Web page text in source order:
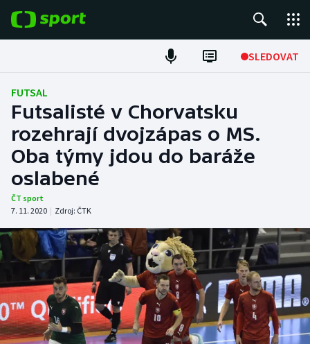
SLEDOVAT
Fotbal
Hokej
Tenis
Atletika
DALŠÍ SPORTY
Americký fotbal
Baseball a softbal
NEPŘEHLÉDNĚTE
Soutěže
FUTSAL
Futsalisté v Chorvatsku
rozehrají dvojzápas o MS.
Oba týmy jdou do baráže
oslabené
ČT sport
7. 11. 2020 | Zdroj: ČTK